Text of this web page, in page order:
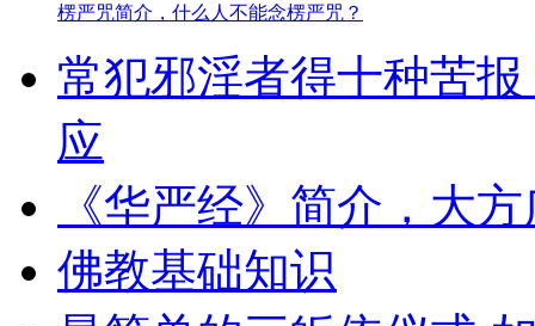
楞严咒简介，什么人不能念楞严咒？
常犯邪淫者得十种苦
应
《华严经》简介，大
佛教基础知识